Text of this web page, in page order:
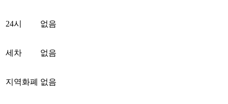
24시 없음
세차 없음
지역화폐 없음